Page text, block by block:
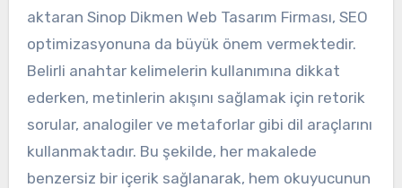
aktaran Sinop Dikmen Web Tasarım Firması, SEO
optimizasyonuna da büyük önem vermektedir.
Belirli anahtar kelimelerin kullanımına dikkat
ederken, metinlerin akışını sağlamak için retorik
sorular, analogiler ve metaforlar gibi dil araçlarını
kullanmaktadır. Bu şekilde, her makalede
benzersiz bir içerik sağlanarak, hem okuyucunun